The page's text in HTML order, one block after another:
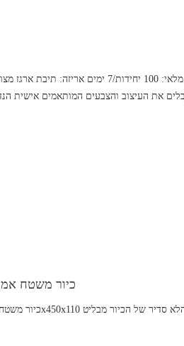
אנו מקבלים את העיצוב והצבעים המותאמים
כיור משטח